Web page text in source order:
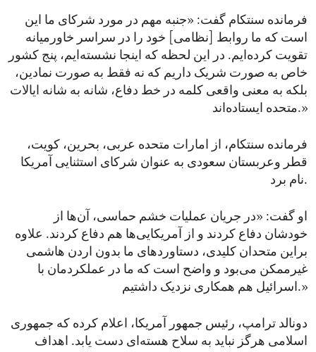
فرمانده سنتکام گفت: «جنبه مهم در مورد شرکای ما این
است که ما روابط [نظامی] خود را در سراسر خاورمیانه
تقویت کرده‌ایم. در این لحظه که اینجا نشسته‌ایم، پنج کشور
خاص به صورت شریک داریم که نه فقط به‌ صورت نمادین،
بلکه به معنی واقعی کلمه در خط دفاع، شانه به شانه ایالات
متحده ایستاده‌اند.»
فرمانده سنتکام، از امارات متحده عربی، بحرین، کویت،
قطر وعربستان سعودی به عنوان شرکای استثنایی آمریکا
نام برد.
او گفت: «در جریان عملیات خشم حماسی، آن‌ها از
خودشان دفاع کردند و از آمریکایی‌ها هم دفاع کردند. علاوه
براین متحدان کلیدی، دستاوردهای ما بدون اردن هاشمی
غیرممکن می‌بود و واضح است که ما در عملکردمان با
اسرائیل هم همکاری نزدیک داشتیم.»
دونالد ترامپ، رئیس جمهور آمریکا، اعلام کرده که جمهوری
اسلامی هرگز نباید به سلاح هسته‌ای دست یابد. اهداف